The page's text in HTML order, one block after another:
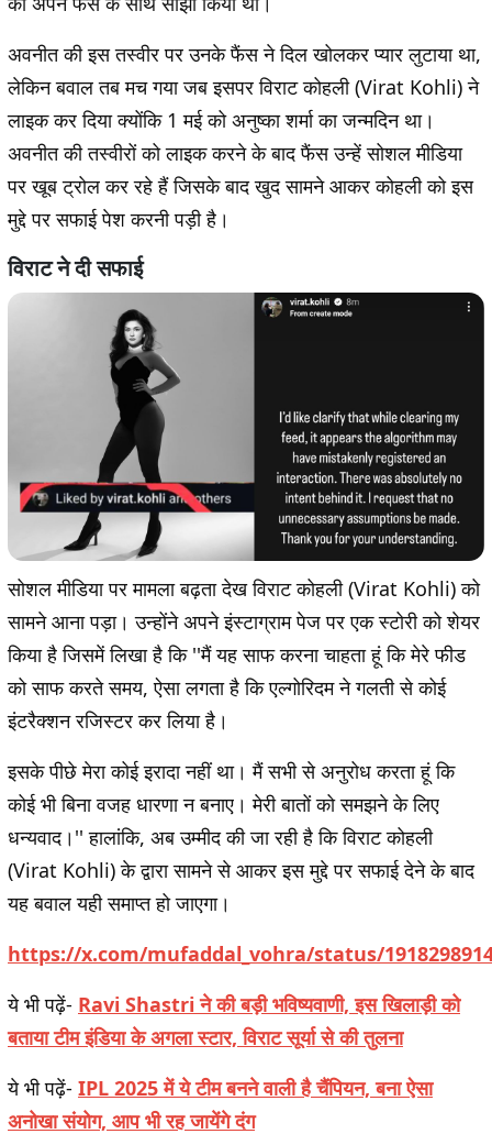
अवनीत की इस तस्वीर पर उनके फैंस ने दिल खोलकर प्यार लुटाया था,
लेकिन बवाल तब मच गया जब इसपर विराट कोहली (Virat Kohli) ने
लाइक कर दिया क्योंकि 1 मई को अनुष्का शर्मा का जन्मदिन था।
अवनीत की तस्वीरों को लाइक करने के बाद फैंस उन्हें सोशल मीडिया
पर खूब ट्रोल कर रहे हैं जिसके बाद खुद सामने आकर कोहली को इस
मुद्दे पर सफाई पेश करनी पड़ी है।
विराट ने दी सफाई
सोशल मीडिया पर मामला बढ़ता देख विराट कोहली (Virat Kohli) को
सामने आना पड़ा। उन्होंने अपने इंस्टाग्राम पेज पर एक स्टोरी को शेयर
किया है जिसमें लिखा है कि ''मैं यह साफ करना चाहता हूं कि मेरे फीड
को साफ करते समय, ऐसा लगता है कि एल्गोरिदम ने गलती से कोई
इंटरैक्शन रजिस्टर कर लिया है।
इसके पीछे मेरा कोई इरादा नहीं था। मैं सभी से अनुरोध करता हूं कि
कोई भी बिना वजह धारणा न बनाए। मेरी बातों को समझने के लिए
धन्यवाद।'' हालांकि, अब उम्मीद की जा रही है कि विराट कोहली
(Virat Kohli) के द्वारा सामने से आकर इस मुद्दे पर सफाई देने के बाद
यह बवाल यही समाप्त हो जाएगा।
https://x.com/mufaddal_vohra/status/
ये भी पढ़ें- Ravi Shastri ने की बड़ी भविष्यवाणी, इस खिलाड़ी को
बताया टीम इंडिया के अगला स्टार, विराट सूर्या से की तुलना
ये भी पढ़ें- IPL 2025 में ये टीम बनने वाली है चैंपियन, बना ऐसा
अनोखा संयोग, आप भी रह जायेंगे दंग